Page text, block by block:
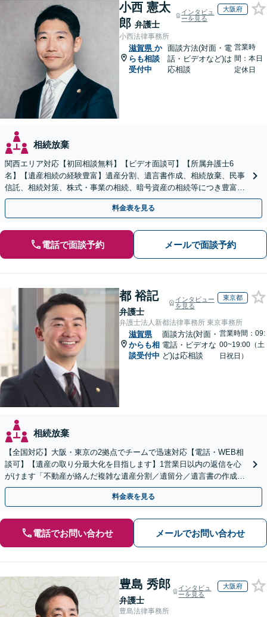
小西 憲太
郎 弁護士
インタビュ
ーを見る
大阪府
小西法律事務所
滋賀県 か
らも相談
受付中
面談方法(対面・電
話・ビデオなど)は
応相談
営業時
間：本日
定休日
相続放棄
関西エリア対応【初回相談無料】【ビデオ面談可】【所属弁護士6
名】【遺産相続の経験豊富】遺産分割、遺言書作成、相続放棄、民事
信託、相続対策、株式・事業の相続、暗号資産の相続等につき豊富な
対応実績。【バリアフリー】【完全個室対応】
料金表を見る
電話で面談予約 メールで面談予約
都 裕記
弁護士
インタビュー
を見る
東京都
弁護士法人新都法律事務所 東京事務所
滋賀県
からも相
談受付中
面談方法(対面・
電話・ビデオな
ど)は応相談
営業時間：09:
00~19:00（土
日祝日）
相続放棄
【全国対応】大阪・東京の2拠点でチームで迅速対応【電話・WEB相
談可】【遺産の取り分最大化を目指します】1営業日以内の返信を心
がけます「不動産が絡んだ複雑な遺産分割／遺留分／遺言書の作成・
執行／事業承継など、お任せください」【休日相談あり】
料金表を見る
電話でお問い合わせ メールでお問い合わせ
豊島 秀郎
弁護士
インタビュ
ーを見る
大阪府
豊島法律事務所